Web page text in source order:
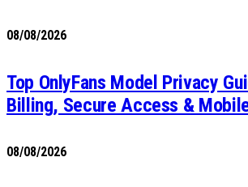
08/08/2026
Top OnlyFans Model Privacy
Billing, Secure Access &
08/08/2026